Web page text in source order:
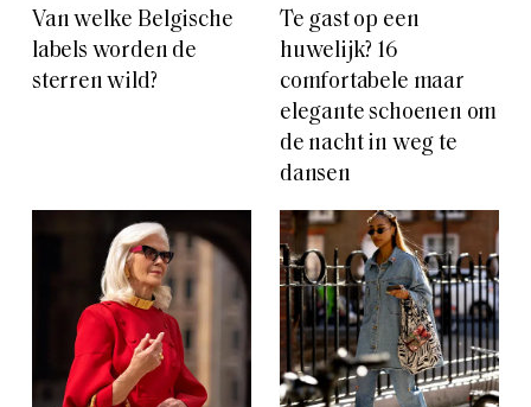
Van welke Belgische
labels worden de
sterren wild?
Te gast op een
huwelijk? 16
comfortabele maar
elegante schoenen om
de nacht in weg te
dansen